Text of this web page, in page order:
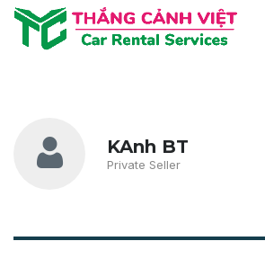
KAnh BT
Private Seller